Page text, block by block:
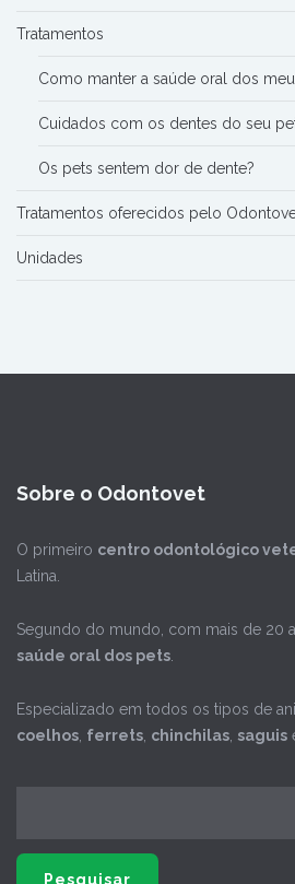
Tratamentos
Como manter a saúde oral dos
Cuidados com os dentes do seu
Os pets sentem dor de dente?
Tratamentos oferecidos pelo
Unidades
Sobre o Odontovet
O primeiro centro odontológico
Latina.
Segundo do mundo, com mais de 20
saúde oral dos pets.
Especializado em todos os tipos de
coelhos, ferrets, chinchilas, saguis